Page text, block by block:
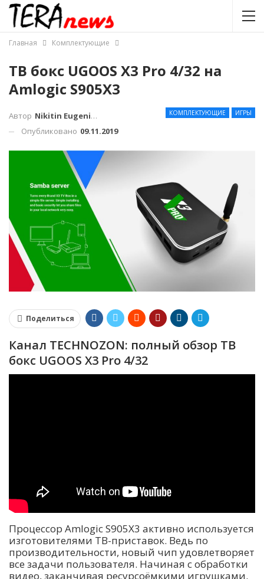
Главная Комплектующие
ТВ бокс UGOOS X3 Pro 4/32 на
Amlogic S905X3
КОМПЛЕКТУЮЩИЕ ИГРЫ
Автор Nikitin Eugenius
Опубликовано 09.11.2019
Поделиться
Канал TECHNOZON: полный обзор ТВ
бокс UGOOS X3 Pro 4/32
Процессор Amlogic S905X3 активно используется
изготовителями ТВ-приставок. Ведь по
производительности, новый чип удовлетворяет
все задачи пользователя. Начиная с обработки
видео, заканчивая ресурсоёмкими игрушками.